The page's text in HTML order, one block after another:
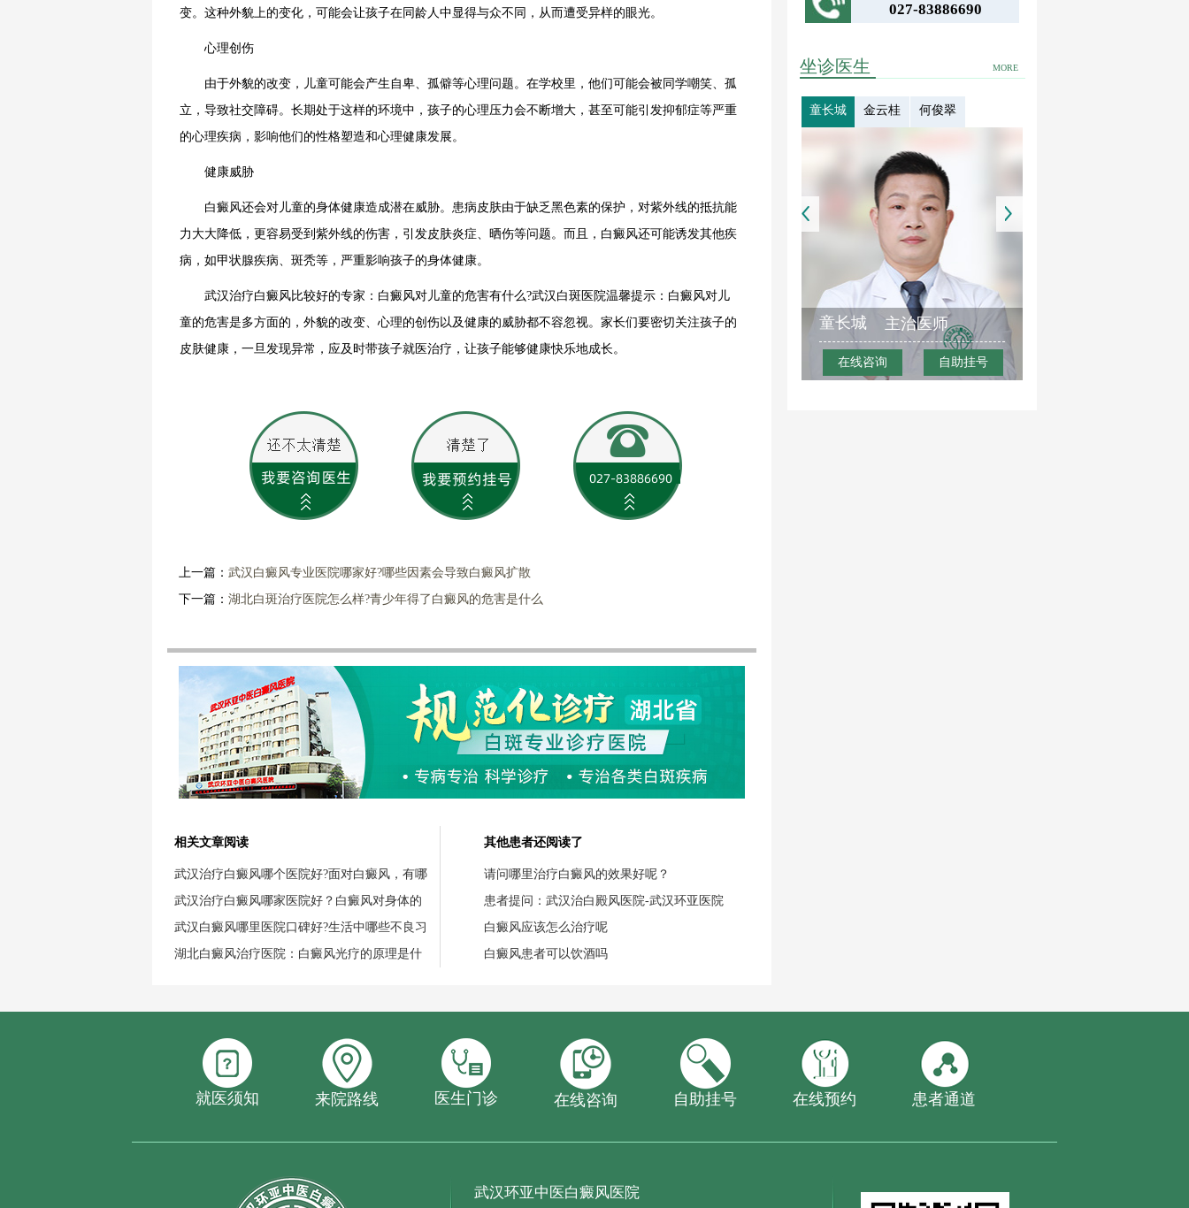
变。这种外貌上的变化，可能会让孩子在同龄人中显得与众不同，从而遭受异样的眼光。
心理创伤
由于外貌的改变，儿童可能会产生自卑、孤僻等心理问题。在学校里，他们可能会被同学嘲笑、孤
立，导致社交障碍。长期处于这样的环境中，孩子的心理压力会不断增大，甚至可能引发抑郁症等严重
的心理疾病，影响他们的性格塑造和心理健康发展。
健康威胁
白癜风还会对儿童的身体健康造成潜在威胁。患病皮肤由于缺乏黑色素的保护，对紫外线的抵抗能
力大大降低，更容易受到紫外线的伤害，引发皮肤炎症、晒伤等问题。而且，白癜风还可能诱发其他疾
病，如甲状腺疾病、斑秃等，严重影响孩子的身体健康。
武汉治疗白癜风比较好的专家：白癜风对儿童的危害有什么?武汉白斑医院温馨提示：白癜风对儿
童的危害是多方面的，外貌的改变、心理的创伤以及健康的威胁都不容忽视。家长们要密切关注孩子的
皮肤健康，一旦发现异常，应及时带孩子就医治疗，让孩子能够健康快乐地成长。
上一篇： 武汉白癜风专业医院哪家好?哪些因素会导致白癜风扩散
下一篇： 湖北白斑治疗医院怎么样?青少年得了白癜风的危害是什么
相关文章阅读
武汉治疗白癜风哪个医院好?面对白癜风，有哪
武汉治疗白癜风哪家医院好？白癜风对身体的
武汉白癜风哪里医院口碑好?生活中哪些不良习
湖北白癜风治疗医院：白癜风光疗的原理是什
其他患者还阅读了
请问哪里治疗白癜风的效果好呢？
患者提问：武汉治白殿风医院-武汉环亚医院
白癜风应该怎么治疗呢
白癜风患者可以饮酒吗
027-83886690
MORE
坐诊医生
童长城 金云桂 何俊翠
童长城 主治医师
在线咨询 自助挂号
就医须知 来院路线 医生门诊 在线咨询 自助挂号 在线预约 患者通道
武汉环亚中医白癜风医院